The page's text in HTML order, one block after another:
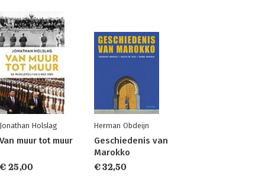
Jonathan Holslag
Van muur tot muur
€ 25,00
Herman Obdeijn
Geschiedenis van
Marokko
€ 32,50